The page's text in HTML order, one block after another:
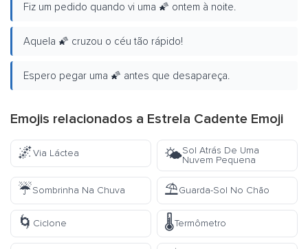
Fiz um pedido quando vi uma 🌠 ontem à noite.
Aquela 🌠 cruzou o céu tão rápido!
Espero pegar uma 🌠 antes que desapareça.
Emojis relacionados a Estrela Cadente Emoji
🌌Via Láctea 🌤️Sol Atrás De Uma
Nuvem Pequena
☔Sombrinha Na Chuva ⛱️Guarda-Sol No Chão
🌀 Ciclone 🌡️Termômetro